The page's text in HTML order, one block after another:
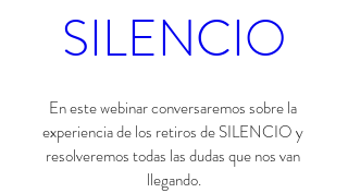
SILENCIO
En este webinar conversaremos sobre la
experiencia de los retiros de SILENCIO y
resolveremos todas las dudas que nos van
llegando.